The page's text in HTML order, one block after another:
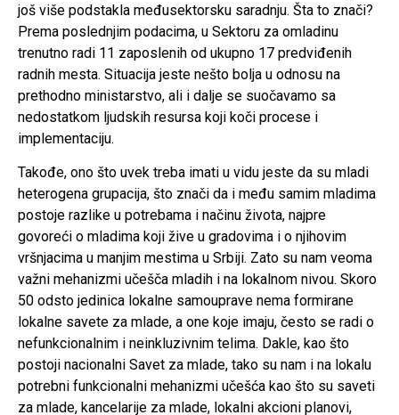
još više podstakla međusektorsku saradnju. Šta to znači?
Prema poslednjim podacima, u Sektoru za omladinu
trenutno radi 11 zaposlenih od ukupno 17 predviđenih
radnih mesta. Situacija jeste nešto bolja u odnosu na
prethodno ministarstvo, ali i dalje se suočavamo sa
nedostatkom ljudskih resursa koji koči procese i
implementaciju.
Takođe, ono što uvek treba imati u vidu jeste da su mladi
heterogena grupacija, što znači da i među samim mladima
postoje razlike u potrebama i načinu života, najpre
govoreći o mladima koji žive u gradovima i o njihovim
vršnjacima u manjim mestima u Srbiji. Zato su nam veoma
važni mehanizmi učešča mladih i na lokalnom nivou. Skoro
50 odsto jedinica lokalne samouprave nema formirane
lokalne savete za mlade, a one koje imaju, često se radi o
nefunkcionalnim i neinkluzivnim telima. Dakle, kao što
postoji nacionalni Savet za mlade, tako su nam i na lokalu
potrebni funkcionalni mehanizmi učešća kao što su saveti
za mlade, kancelarije za mlade, lokalni akcioni planovi,